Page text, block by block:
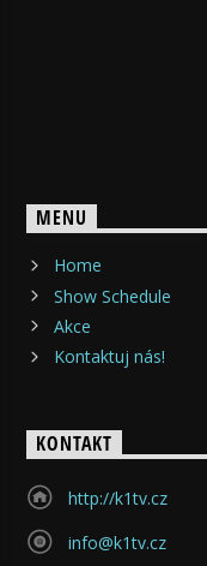
MENU
Home
Show Schedule
Akce
Kontaktuj nás!
KONTAKT
http://k1tv.cz
info@k1tv.cz